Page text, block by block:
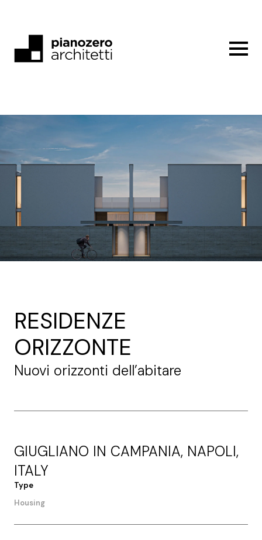
RESIDENZE
ORIZZONTE
Nuovi orizzonti dell’abitare
GIUGLIANO IN CAMPANIA, NAPOLI,
ITALY
Type
Housing